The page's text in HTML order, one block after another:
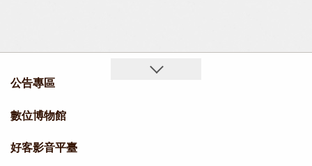
公告專區
數位博物館
好客影音平臺